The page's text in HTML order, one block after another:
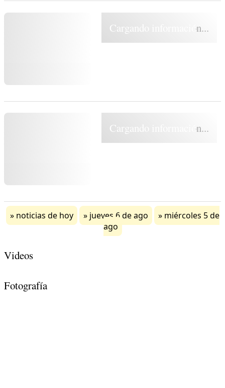
Cargando información...
Cargando información...
noticias de hoy jueves 6 de ago
miércoles 5 de
ago
Videos
Fotografía